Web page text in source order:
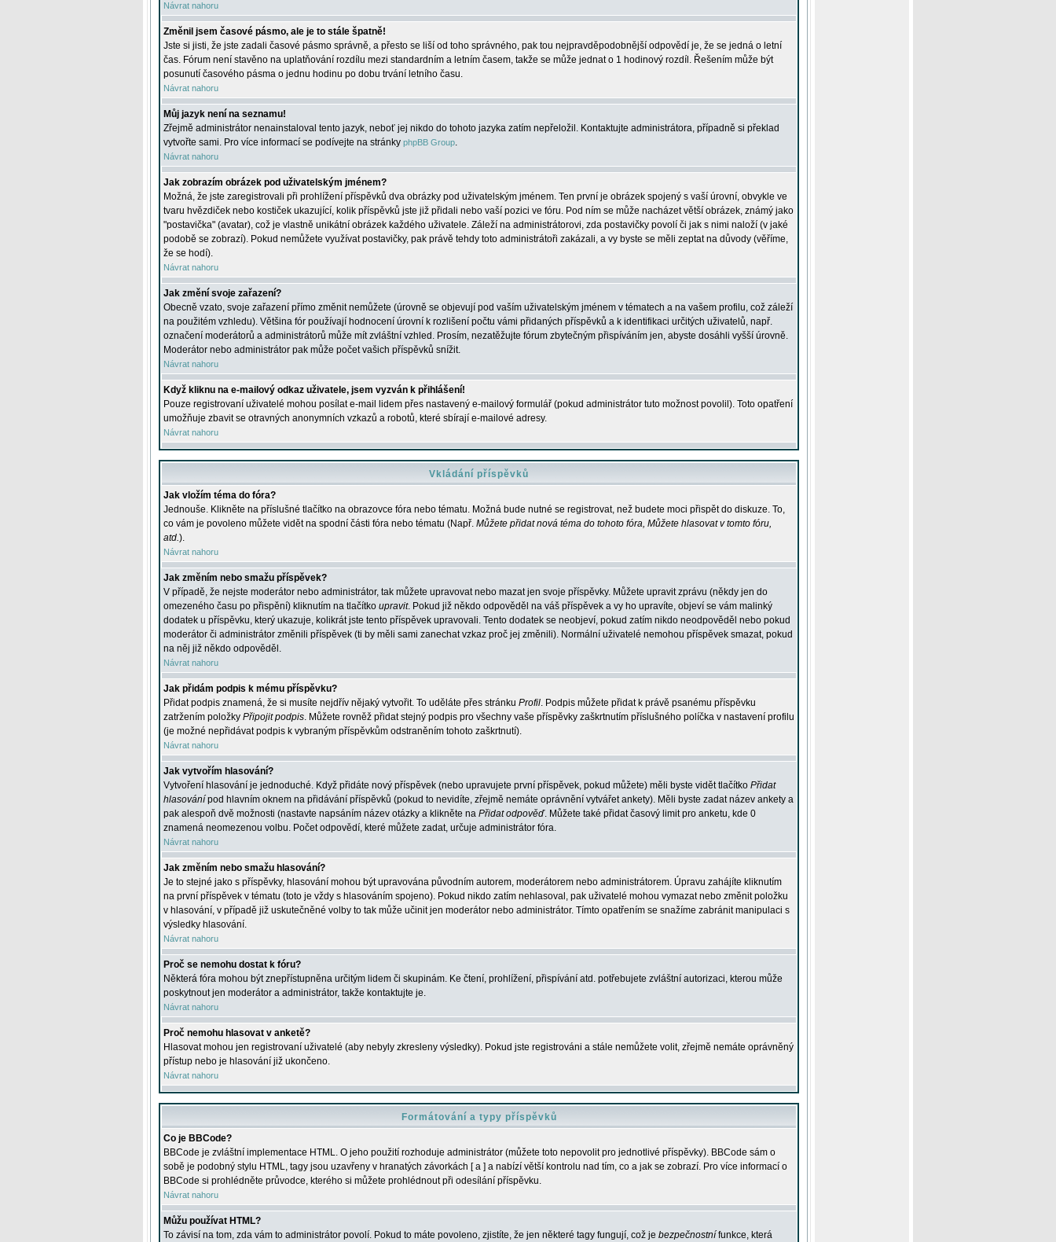
Návrat nahoru
Změnil jsem časové pásmo, ale je to stále špatně!
Jste si jisti, že jste zadali časové pásmo správně, a přesto se liší od toho správného, pak tou nejpravděpodobnější odpovědí je, že se jedná o letní
čas. Fórum není stavěno na uplatňování rozdílu mezi standardním a letním časem, takže se může jednat o 1 hodinový rozdíl. Řešením může být
posunutí časového pásma o jednu hodinu po dobu trvání letního času.
Návrat nahoru
Můj jazyk není na seznamu!
Zřejmě administrátor nenainstaloval tento jazyk, neboť jej nikdo do tohoto jazyka zatím nepřeložil. Kontaktujte administrátora, případně si překlad
vytvořte sami. Pro více informací se podívejte na stránky phpBB Group.
Návrat nahoru
Jak zobrazím obrázek pod uživatelským jménem?
Možná, že jste zaregistrovali při prohlížení příspěvků dva obrázky pod uživatelským jménem. Ten první je obrázek spojený s vaší úrovní, obvykle ve
tvaru hvězdiček nebo kostiček ukazující, kolik příspěvků jste již přidali nebo vaší pozici ve fóru. Pod ním se může nacházet větší obrázek, známý jako
"postavička" (avatar), což je vlastně unikátní obrázek každého uživatele. Záleží na administrátorovi, zda postavičky povolí či jak s nimi naloží (v jaké
podobě se zobrazí). Pokud nemůžete využívat postavičky, pak právě tehdy toto administrátoři zakázali, a vy byste se měli zeptat na důvody (věříme,
že se hodí).
Návrat nahoru
Jak změní svoje zařazení?
Obecně vzato, svoje zařazení přímo změnit nemůžete (úrovně se objevují pod vaším uživatelským jménem v tématech a na vašem profilu, což záleží
na použitém vzhledu). Většina fór používají hodnocení úrovní k rozlišení počtu vámi přidaných příspěvků a k identifikaci určitých uživatelů, např.
označení moderátorů a administrátorů může mít zvláštní vzhled. Prosím, nezatěžujte fórum zbytečným přispíváním jen, abyste dosáhli vyšší úrovně.
Moderátor nebo administrátor pak může počet vašich příspěvků snížit.
Návrat nahoru
Když kliknu na e-mailový odkaz uživatele, jsem vyzván k přihlášení!
Pouze registrovaní uživatelé mohou posílat e-mail lidem přes nastavený e-mailový formulář (pokud administrátor tuto možnost povolil). Toto opatření
umožňuje zbavit se otravných anonymních vzkazů a robotů, které sbírají e-mailové adresy.
Návrat nahoru
Vkládání příspěvků
Jak vložím téma do fóra?
Jednouše. Klikněte na příslušné tlačítko na obrazovce fóra nebo tématu. Možná bude nutné se registrovat, než budete moci přispět do diskuze. To,
co vám je povoleno můžete vidět na spodní části fóra nebo tématu (Např. Můžete přidat nová téma do tohoto fóra, Můžete hlasovat v tomto fóru,
atd.).
Návrat nahoru
Jak změním nebo smažu příspěvek?
V případě, že nejste moderátor nebo administrátor, tak můžete upravovat nebo mazat jen svoje příspěvky. Můžete upravit zprávu (někdy jen do
omezeného času po přispění) kliknutím na tlačítko upravit. Pokud již někdo odpověděl na váš příspěvek a vy ho upravíte, objeví se vám malinký
dodatek u příspěvku, který ukazuje, kolikrát jste tento příspěvek upravovali. Tento dodatek se neobjeví, pokud zatím nikdo neodpověděl nebo pokud
moderátor či administrátor změnili příspěvek (ti by měli sami zanechat vzkaz proč jej změnili). Normální uživatelé nemohou příspěvek smazat, pokud
na něj již někdo odpověděl.
Návrat nahoru
Jak přidám podpis k mému příspěvku?
Přidat podpis znamená, že si musíte nejdřív nějaký vytvořit. To uděláte přes stránku Profil. Podpis můžete přidat k právě psanému příspěvku
zatržením položky Připojit podpis. Můžete rovněž přidat stejný podpis pro všechny vaše příspěvky zaškrtnutím příslušného políčka v nastavení profilu
(je možné nepřidávat podpis k vybraným příspěvkům odstraněním tohoto zaškrtnutí).
Návrat nahoru
Jak vytvořím hlasování?
Vytvoření hlasování je jednoduché. Když přidáte nový příspěvek (nebo upravujete první příspěvek, pokud můžete) měli byste vidět tlačítko Přidat
hlasování pod hlavním oknem na přidávání příspěvků (pokud to nevidíte, zřejmě nemáte oprávnění vytvářet ankety). Měli byste zadat název ankety a
pak alespoň dvě možnosti (nastavte napsáním název otázky a klikněte na Přidat odpověď. Můžete také přidat časový limit pro anketu, kde 0
znamená neomezenou volbu. Počet odpovědí, které můžete zadat, určuje administrátor fóra.
Návrat nahoru
Jak změním nebo smažu hlasování?
Je to stejné jako s příspěvky, hlasování mohou být upravována původním autorem, moderátorem nebo administrátorem. Úpravu zahájíte kliknutím
na první příspěvek v tématu (toto je vždy s hlasováním spojeno). Pokud nikdo zatím nehlasoval, pak uživatelé mohou vymazat nebo změnit položku
v hlasování, v případě již uskutečněné volby to tak může učinit jen moderátor nebo administrátor. Tímto opatřením se snažíme zabránit manipulaci s
výsledky hlasování.
Návrat nahoru
Proč se nemohu dostat k fóru?
Některá fóra mohou být znepřístupněna určitým lidem či skupinám. Ke čtení, prohlížení, přispívání atd. potřebujete zvláštní autorizaci, kterou může
poskytnout jen moderátor a administrátor, takže kontaktujte je.
Návrat nahoru
Proč nemohu hlasovat v anketě?
Hlasovat mohou jen registrovaní uživatelé (aby nebyly zkresleny výsledky). Pokud jste registrováni a stále nemůžete volit, zřejmě nemáte oprávněný
přístup nebo je hlasování již ukončeno.
Návrat nahoru
Formátování a typy příspěvků
Co je BBCode?
BBCode je zvláštní implementace HTML. O jeho použití rozhoduje administrátor (můžete toto nepovolit pro jednotlivé příspěvky). BBCode sám o
sobě je podobný stylu HTML, tagy jsou uzavřeny v hranatých závorkách [ a ] a nabízí větší kontrolu nad tím, co a jak se zobrazí. Pro více informací o
BBCode si prohlédněte průvodce, kterého si můžete prohlédnout při odesílání příspěvku.
Návrat nahoru
Můžu používat HTML?
To závisí na tom, zda vám to administrátor povolí. Pokud to máte povoleno, zjistíte, že jen některé tagy fungují, což je bezpečnostní funkce, která